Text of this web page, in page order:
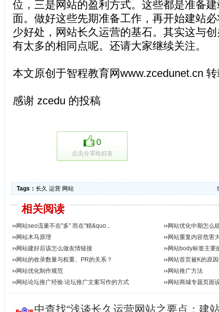
位，三是网站的盈利方式。这些都是准备
面。做好这些先期准备工作，再开始建站
少好处，网站长久运营的基石。其实这与
有太多的相同点呢。还请大家继续关注。
本文原创于智程教育网www.zcedunet.cn
感谢 zcedu 的投稿
0
点击分享给好友
Tags： 长久 运营 网站
相关阅读
››网站seo流量不在"多" 而在"精&quo... ››网站优化中期怎么
››网站木马原理 ››网站重复内容危害
››网站建好后该怎么做友情链接 ››网站body标签主要
››网站的收录数量与权重、PR的关系？ ››网站首页被K的原
››网站优化制作规范 ››网站推广方法
››网站论坛推广经验:论坛推广文案写作的方式 ››网站商城专题页面
中查找“浅谈长久运营网站之要点：建